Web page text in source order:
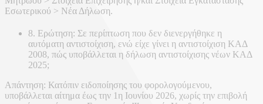
Εσωτερικού > Νέα Δήλωση.
8. Ερώτηση: Σε περίπτωση που δεν διενεργήθηκε η
αυτόματη αντιστοίχιση, ενώ είχε γίνει η αντιστοίχιση ΚΑΔ
2008, πώς υποβάλλεται η δήλωση αντιστοίχισης νέων ΚΑΔ
2025;
Απάντηση: Κατόπιν ειδοποίησης του φορολογούμενου,
υποβάλλεται αίτημα έως την 1η Ιουνίου 2026, χωρίς την επιβολή